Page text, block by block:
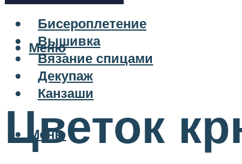
Бисероплетение
Вышивка
Вязание спицами
Декупаж
Канзаши
Меню
Меню
Цветок